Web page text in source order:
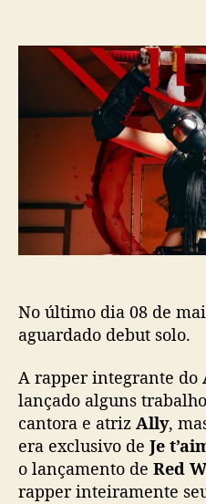
r
o
No último dia 08 de
aguardado debut solo.
A rapper integrante do
lançado alguns
cantora e atriz Ally,
era exclusivo de Je
o lançamento de Red
rapper inteiramente